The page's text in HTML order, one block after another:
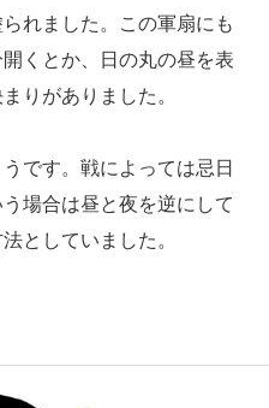
れました。この軍扇にも
くとか、日の丸の昼を表
りがありました。
です。戦によっては忌日
場合は昼と夜を逆にして
としていました。